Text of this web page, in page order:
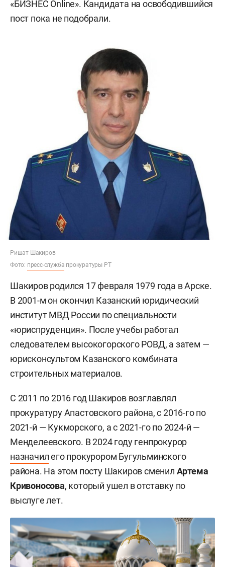
«БИЗНЕС Online». Кандидата на освободившийся
пост пока не подобрали.
Ришат Шакиров
Фото: пресс-служба прокуратуры РТ
Шакиров родился 17 февраля 1979 года в Арске.
В 2001-м он окончил Казанский юридический
институт МВД России по специальности
«юриспруденция». После учебы работал
следователем высокогорского РОВД, а затем —
юрисконсультом Казанского комбината
строительных материалов.
С 2011 по 2016 год Шакиров возглавлял
прокуратуру Апастовского района, с 2016-го по
2021-й — Кукморского, а с 2021-го по 2024-й —
Менделеевского. В 2024 году генпрокурор
назначилего прокурором Бугульминского
района. На этом посту Шакиров сменил Артема
Кривоносова, который ушел в отставку по
выслуге лет.